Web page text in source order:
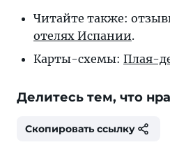
Читайте также:
отелях Испании.
Карты-схемы: Плая-
Делитесь тем, что
Скопировать ссылку